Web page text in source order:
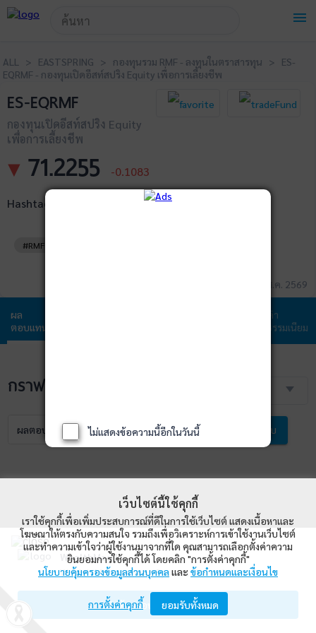
menu
ALL > EASTSPRING > กองทุนรวม RMF - ลงทุนในตราสารทุน > ES-
EQRMF - กองทุนเปิดอีสท์สปริง Equity เพื่อการเลี้ยงชีพ
ES-EQRMF
กองทุนเปิดอีสท์สปริง Equity
เพื่อการเลี้ยงชีพ
▼ 71.2255 -0.1083
Hashtags
#RMF
ข้อมูล ณ วันที่ 07 ส.ค. 2569
ผล
ตอบแทน
ค่า
ธรรมเนียม
กราฟราคา NAV
ผลตอบแทน NAV เปรียบเทียบ
WealthMagik
Wealth Management System Limited
เปิดด้วยแอป WealthMagik
!-- Start Advertise -->
ไม่แสดงข้อความนี้อีกในวันนี้
เว็บไซต์นี้ใช้คุกกี้
เราใช้คุกกี้เพื่อเพิ่มประสบการณ์ที่ดีในการใช้เว็บไซต์ แสดงเนื้อหาและ
โฆษณาให้ตรงกับความสนใจ รวมถึงเพื่อวิเคราะห์การเข้าใช้งานเว็บไซต์
และทำความเข้าใจว่าผู้ใช้งานมาจากที่ใด คุณสามารถเลือกตั้งค่าความ
ยินยอมการใช้คุกกี้ได้ โดยคลิก "การตั้งค่าคุกกี้"
นโยบายคุ้มครองข้อมูลส่วนบุคคลและ ข้อกำหนดและเงื่อนไข
การตั้งค่าคุกกี้ ยอมรับทั้งหมด